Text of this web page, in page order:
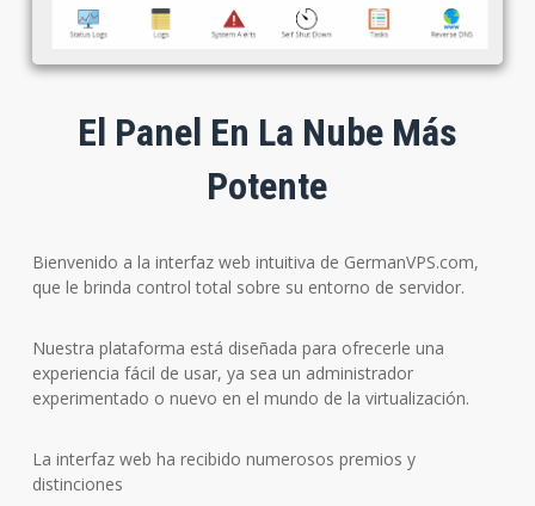
El Panel En La Nube Más
Potente
Bienvenido a la interfaz web intuitiva de GermanVPS.com,
que le brinda control total sobre su entorno de servidor.
Nuestra plataforma está diseñada para ofrecerle una
experiencia fácil de usar, ya sea un administrador
experimentado o nuevo en el mundo de la virtualización.
La interfaz web ha recibido numerosos premios y
distinciones